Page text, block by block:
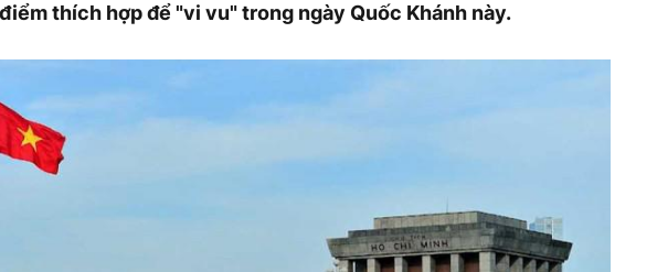
thích hợp để "vi vu" trong ngày Quốc Khánh này.